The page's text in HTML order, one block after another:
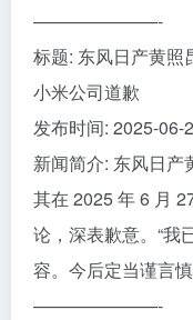
———————-
标题: 东风日产黄照
小米公司道歉
发布时间: 2025-06-
新闻简介: 东风日
其在 2025 年 6 月
论，深表歉意。“我
容。今后定当谨言
———————-